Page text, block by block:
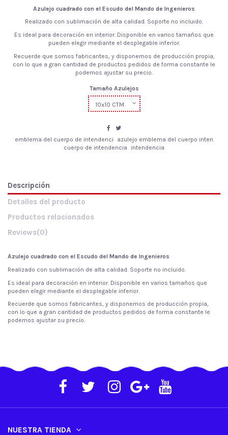
Azulejo cuadrado con el Escudo del Mando de Ingenieros
Realizado con sublimación de alta calidad. Soporte no incluido.
Es ideal para decoración en interior. Disponible en varios tamaños que
pueden elegir mediante el desplegable inferior.
Recuerde que somos fabricantes , y disponemos de producción propia,
con lo que a gran cantidad de productos pedidos de forma constante le
podemos ajustar su precio.
Tamaño Azulejos
emblema del cuerpo de intendenci azulejo emblema del cuerpo inten
cuerpo de intendencia
intendencia
Descripción
Detalles del producto
Productos relacionados
Reviews(0)
Azulejo cuadrado con el Escudo del Mando de Ingenieros
Realizado con sublimación de alta calidad. Soporte no incluido.
Es ideal para decoración en interior. Disponible en varios tamaños que
pueden elegir mediante el desplegable inferior.
Recuerde que somos fabricantes, y disponemos de producción propia,
con lo que a gran cantidad de productos pedidos de forma constante le
podemos ajustar su precio.
NUESTRA TIENDA